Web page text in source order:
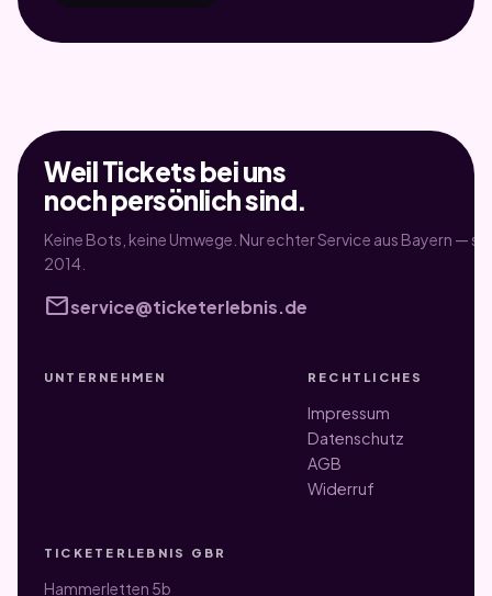
Weil Tickets bei uns
noch persönlich sind.
Keine Bots, keine Umwege. Nur echter Service aus Bayern —
2014.
mailservice@ticketerlebnis.de
UNTERNEHMEN RECHTLICHES
Impressum
Datenschutz
AGB
Widerruf
TICKETERLEBNIS GBR
Hammerletten 5b